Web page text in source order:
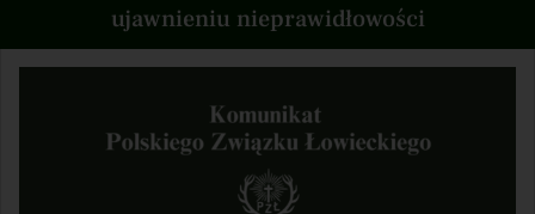
ujawnieniu nieprawidłowości